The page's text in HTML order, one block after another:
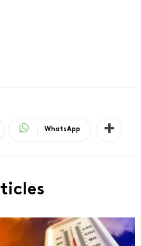
WhatsApp